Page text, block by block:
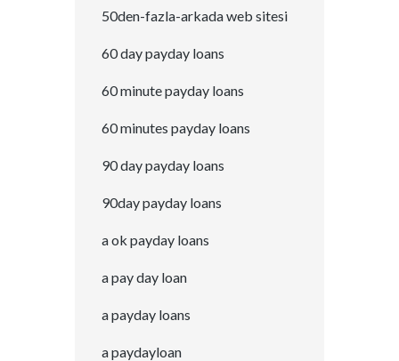
50den-fazla-arkada web sitesi
60 day payday loans
60 minute payday loans
60 minutes payday loans
90 day payday loans
90day payday loans
a ok payday loans
a pay day loan
a payday loans
a paydayloan